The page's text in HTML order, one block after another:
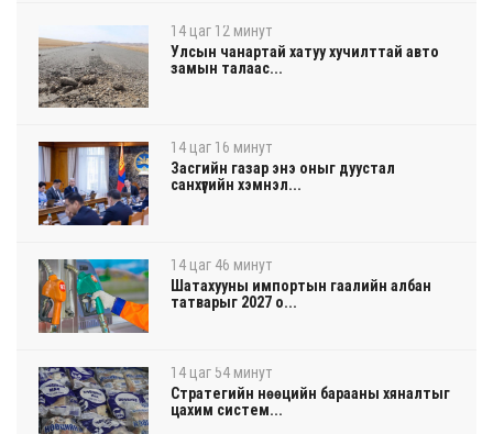
14 цаг 12 минут
Улсын чанартай хатуу хучилттай авто
замын талаас...
14 цаг 16 минут
Засгийн газар энэ оныг дуустал
санхүүгийн хэмнэл...
14 цаг 46 минут
Шатахууны импортын гаалийн албан
татварыг 2027 о...
14 цаг 54 минут
Стратегийн нөөцийн барааны хяналтыг
цахим систем...